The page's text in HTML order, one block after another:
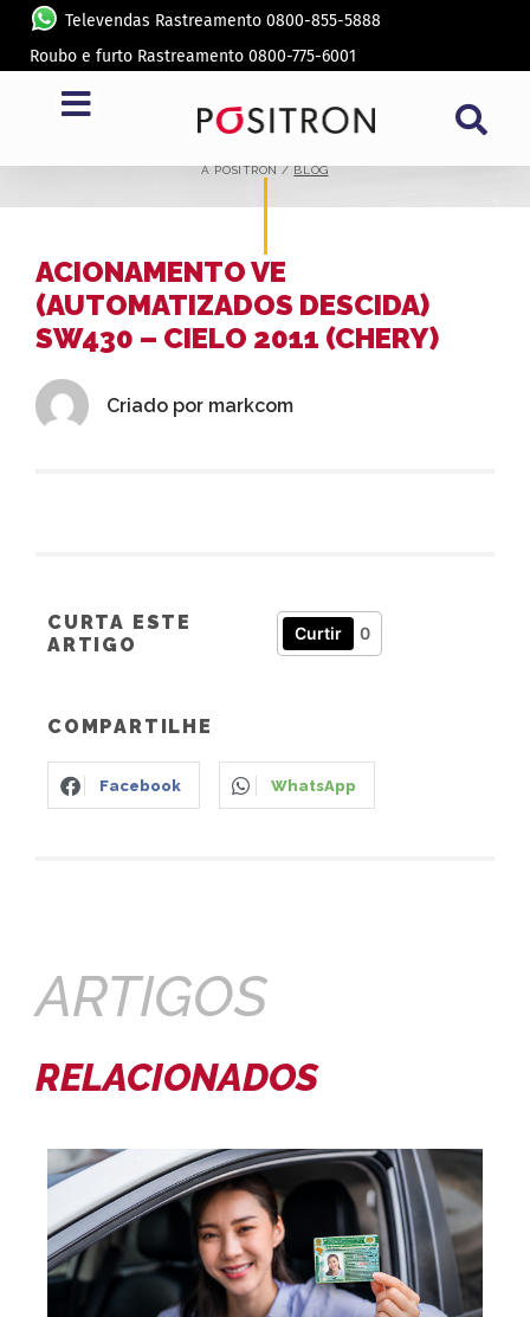
Televendas Rastreamento 0800-855-5888
Roubo e furto Rastreamento 0800-775-6001
BLOG
A PÓSITRON /BLOG
ACIONAMENTO VE
(AUTOMATIZADOS DESCIDA)
SW430 – CIELO 2011 (CHERY)
Criado por markcom
CURTA ESTE
ARTIGO
Curtir 0
COMPARTILHE
Facebook WhatsApp
ARTIGOS
RELACIONADOS